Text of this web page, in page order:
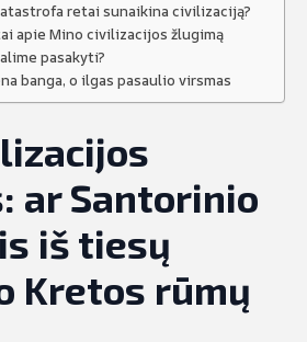
retai sunaikina civilizaciją?
apie Mino civilizacijos žlugimą
pasakyti?
banga, o ilgas pasaulio virsmas
ar Santorinio
iš tiesų
Kretos rūmų